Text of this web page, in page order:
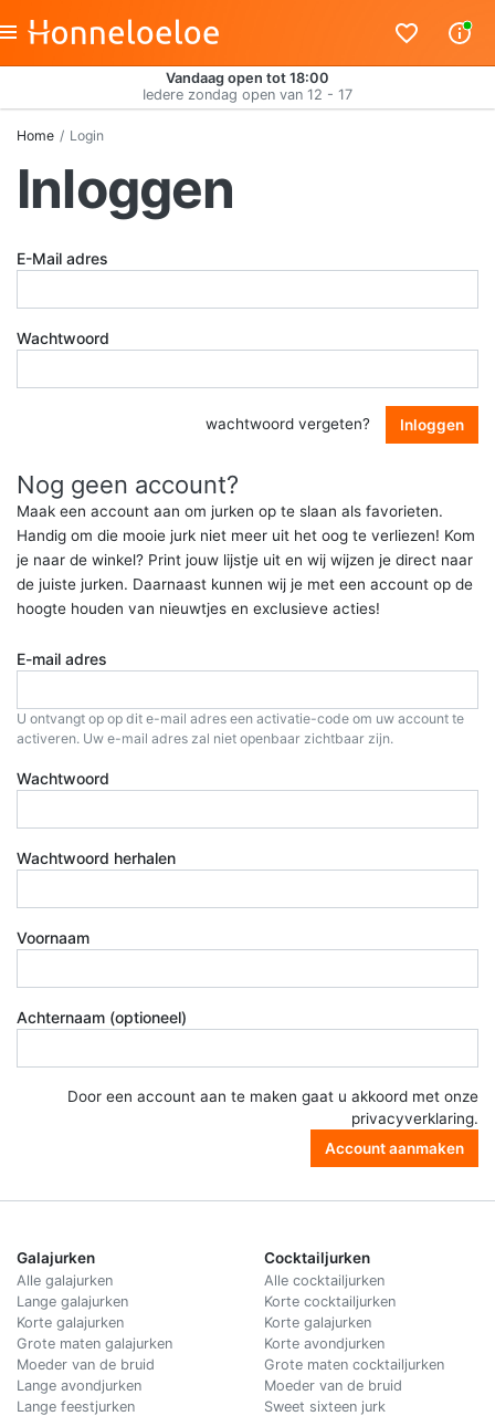
Vandaag open tot 18:00
Iedere zondag open van 12 - 17
Home Login
Inloggen
E-Mail adres
Wachtwoord
wachtwoord vergeten? Inloggen
Nog geen account?
Maak een account aan om jurken op te slaan als favorieten.
Handig om die mooie jurk niet meer uit het oog te verliezen! Kom
je naar de winkel? Print jouw lijstje uit en wij wijzen je direct naar
de juiste jurken. Daarnaast kunnen wij je met een account op de
hoogte houden van nieuwtjes en exclusieve acties!
E-mail adres
U ontvangt op op dit e-mail adres een activatie-code om uw account te
activeren. Uw e-mail adres zal niet openbaar zichtbaar zijn.
Wachtwoord
Wachtwoord herhalen
Voornaam
Achternaam (optioneel)
Door een account aan te maken gaat u akkoord met onze
privacyverklaring.
Account aanmaken
Galajurken
Alle galajurken
Lange galajurken
Korte galajurken
Grote maten galajurken
Moeder van de bruid
Lange avondjurken
Lange feestjurken
Cocktailjurken
Alle cocktailjurken
Korte cocktailjurken
Korte galajurken
Korte avondjurken
Grote maten cocktailjurken
Moeder van de bruid
Sweet sixteen jurk